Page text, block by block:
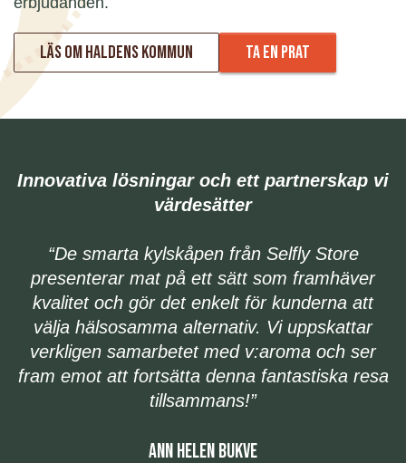
Läs om Haldens kommun Ta en prat
Innovativa lösningar och ett partnerskap vi
värdesätter
“De smarta kylskåpen från Selfly Store
presenterar mat på ett sätt som framhäver
kvalitet och gör det enkelt för kunderna att
välja hälsosamma alternativ. Vi uppskattar
verkligen samarbetet med v:aroma och ser
fram emot att fortsätta denna fantastiska resa
tillsammans!”
ANN HELEN BUKVE